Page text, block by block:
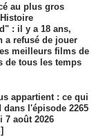
au plus gros
: il y a 18 ans,
a refusé de jouer
meilleurs films de
de tous les temps
appartient : ce qui
dans l'épisode 2265
7 août 2026